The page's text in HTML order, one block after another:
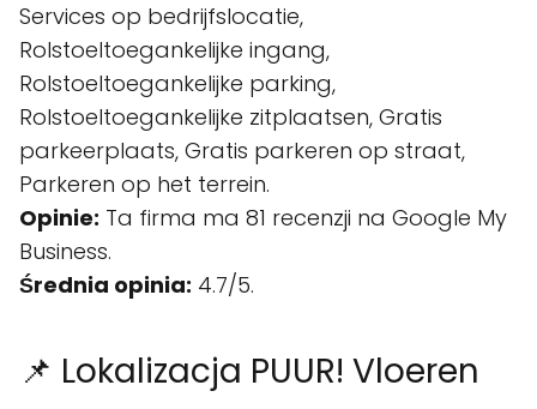
Services op bedrijfslocatie,
Rolstoeltoegankelijke ingang,
Rolstoeltoegankelijke parking,
Rolstoeltoegankelijke zitplaatsen, Gratis
parkeerplaats, Gratis parkeren op straat,
Parkeren op het terrein.
Opinie: Ta firma ma 81 recenzji na Google My
Business.
Średnia opinia: 4.7/5.
📌 Lokalizacja PUUR! Vloeren